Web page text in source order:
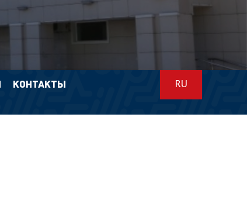
КОНТАКТЫ
RU